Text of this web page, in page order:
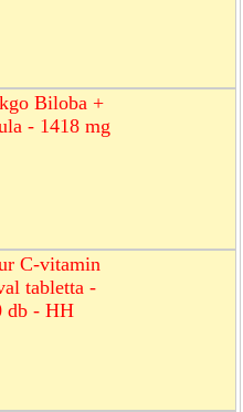
Biloba +
- 1418 mg
C-vitamin
tabletta -
db - HH